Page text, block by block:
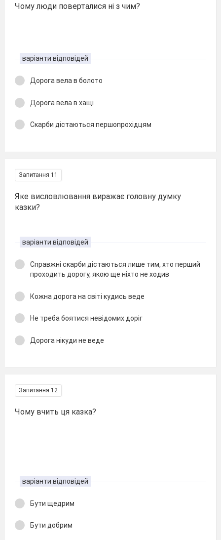
Чому люди поверталися ні з чим?
варіанти відповідей
Дорога вела в болото
Дорога вела в хащі
Скарби дістаються першопрохідцям
Запитання 11
Яке висловлювання виражає головну думку
казки?
варіанти відповідей
Справжні скарби дістаються лише тим, хто перший
проходить дорогу, якою ще ніхто не ходив
Кожна дорога на світі кудись веде
Не треба боятися невідомих доріг
Дорога нікуди не веде
Запитання 12
Чому вчить ця казка?
варіанти відповідей
Бути щедрим
Бути добрим